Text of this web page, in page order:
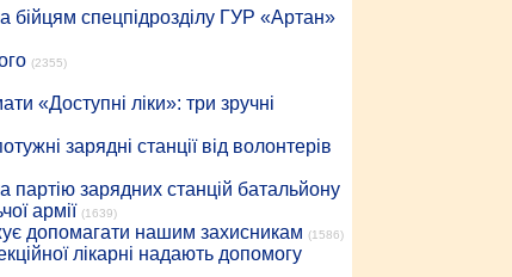
бійцям спецпідрозділу ГУР «Артан»
(2355)
«Доступні ліки»: три зручні
зарядні станції від волонтерів
партію зарядних станцій батальйону
армії (1639)
допомагати нашим захисникам (1586)
лікарні надають допомогу